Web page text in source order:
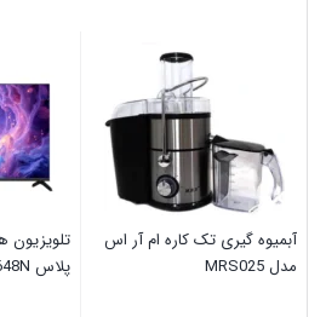
آبمیوه گیری تک کاره ام آر اس
مدل MRS025
پلاس GTV-43SH648N